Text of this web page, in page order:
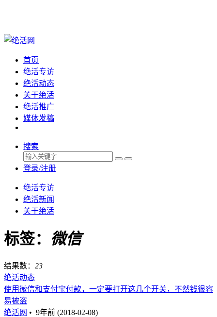
首页
绝活专访
绝活动态
关于绝活
绝活推广
媒体发稿
搜索
登录/注册
绝活专访
绝活新闻
关于绝活
标签： 微信
结果数： 23
绝活动态
使用微信和支付宝付款，一定要打开这几个开关，不然钱很容
易被盗
绝活网 • 9年前 (2018-02-08)